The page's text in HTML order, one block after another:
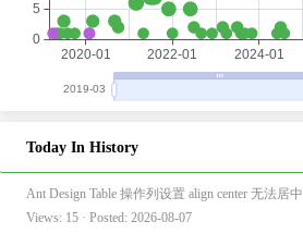
Today In History
Ant Design Table 操作列设置 align center 无法居中
Views: 15 · Posted: 2026-08-07